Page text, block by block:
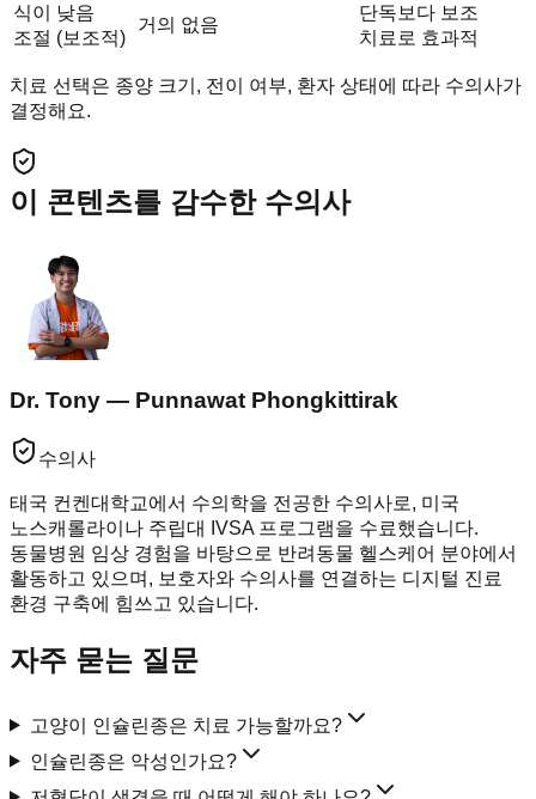
식이
조절
낮음
(보조적)
거의 없음
단독보다 보조
치료로 효과적
치료 선택은 종양 크기, 전이 여부, 환자 상태에 따라 수의사가
결정해요.
이 콘텐츠를 감수한 수의사
Dr. Tony — Punnawat Phongkittirak
수의사
태국 컨켄대학교에서 수의학을 전공한 수의사로, 미국
노스캐롤라이나 주립대 IVSA 프로그램을 수료했습니다.
동물병원 임상 경험을 바탕으로 반려동물 헬스케어 분야에서
활동하고 있으며, 보호자와 수의사를 연결하는 디지털 진료
환경 구축에 힘쓰고 있습니다.
자주 묻는 질문
고양이 인슐린종은 치료 가능할까요?
인슐린종은 악성인가요?